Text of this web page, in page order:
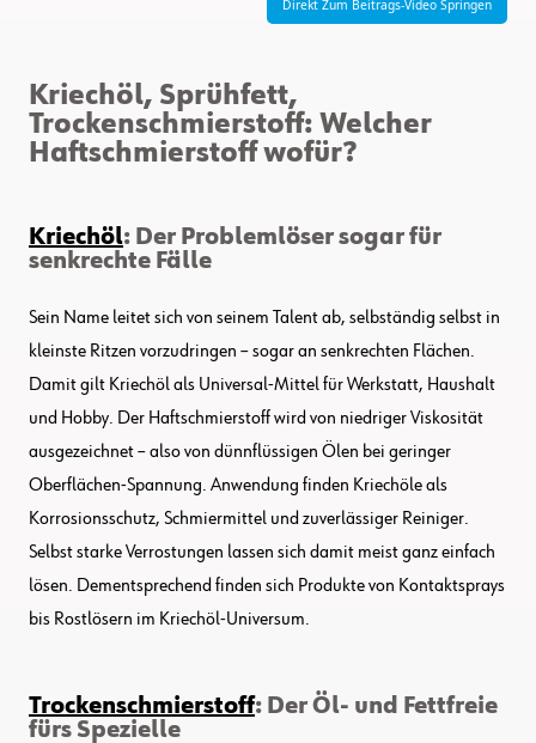
Direkt Zum Beitrags-Video Springen
Kriechöl, Sprühfett,
Trockenschmierstoff: Welcher
Haftschmierstoff wofür?
Kriechöl: Der Problemlöser sogar für
senkrechte Fälle
Sein Name leitet sich von seinem Talent ab, selbständig selbst in
kleinste Ritzen vorzudringen – sogar an senkrechten Flächen.
Damit gilt Kriechöl als Universal-Mittel für Werkstatt, Haushalt
und Hobby. Der Haftschmierstoff wird von niedriger Viskosität
ausgezeichnet – also von dünnflüssigen Ölen bei geringer
Oberflächen-Spannung. Anwendung finden Kriechöle als
Korrosionsschutz, Schmiermittel und zuverlässiger Reiniger.
Selbst starke Verrostungen lassen sich damit meist ganz einfach
lösen. Dementsprechend finden sich Produkte von Kontaktsprays
bis Rostlösern im Kriechöl-Universum.
Trockenschmierstoff: Der Öl- und Fettfreie
fürs Spezielle